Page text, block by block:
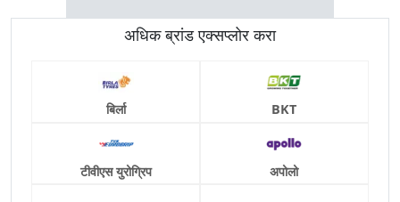
अधिक ब्रांड एक्सप्लोर करा
बिर्ला BKT
टीवीएस युरोग्रिप अपोलो